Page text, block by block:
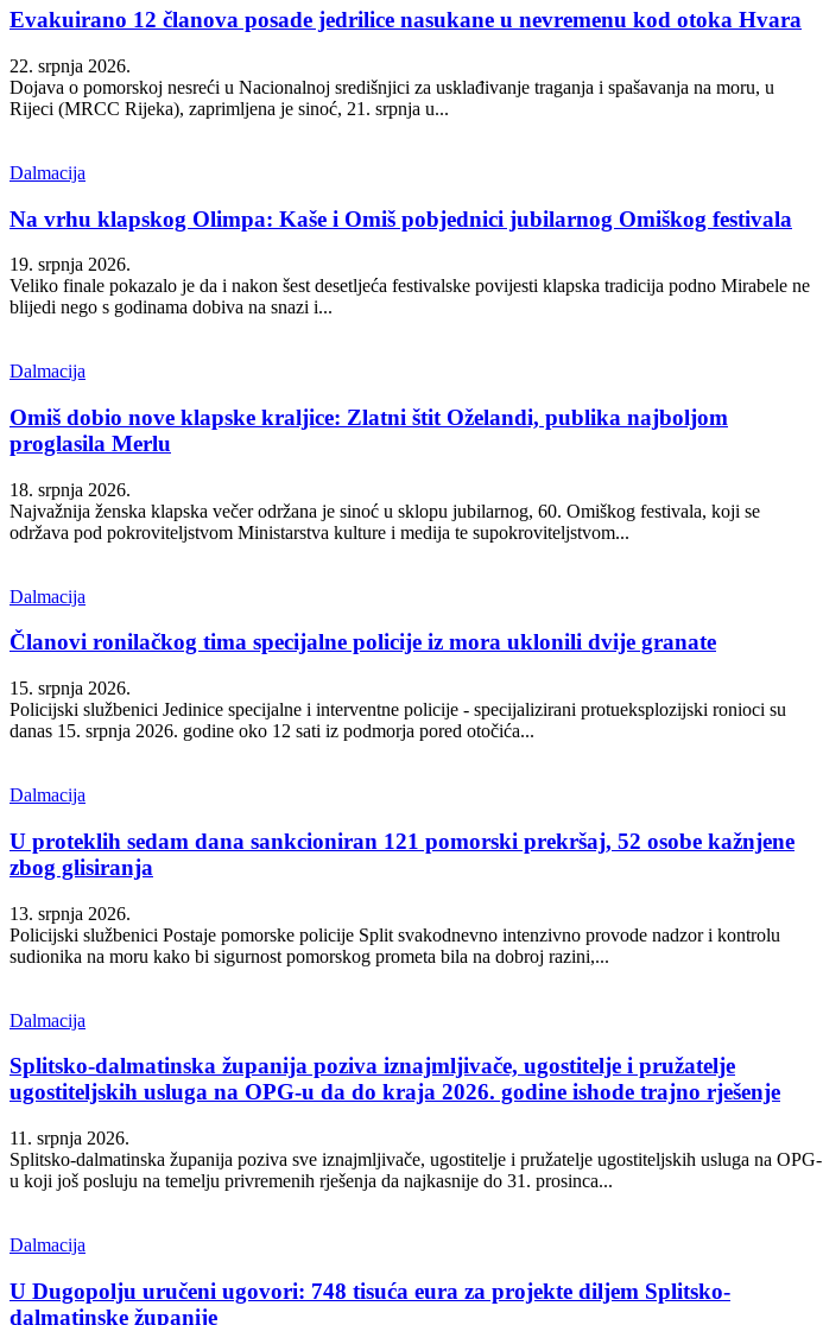
Evakuirano 12 članova posade jedrilice nasukane u nevremenu kod otoka Hvara
22. srpnja 2026.
Dojava o pomorskoj nesreći u Nacionalnoj središnjici za usklađivanje traganja i spašavanja na moru, u
Rijeci (MRCC Rijeka), zaprimljena je sinoć, 21. srpnja u...
Dalmacija
Na vrhu klapskog Olimpa: Kaše i Omiš pobjednici jubilarnog Omiškog festivala
19. srpnja 2026.
Veliko finale pokazalo je da i nakon šest desetljeća festivalske povijesti klapska tradicija podno Mirabele ne
blijedi nego s godinama dobiva na snazi i...
Dalmacija
Omiš dobio nove klapske kraljice: Zlatni štit Oželandi, publika najboljom
proglasila Merlu
18. srpnja 2026.
Najvažnija ženska klapska večer održana je sinoć u sklopu jubilarnog, 60. Omiškog festivala, koji se
održava pod pokroviteljstvom Ministarstva kulture i medija te supokroviteljstvom...
Dalmacija
Članovi ronilačkog tima specijalne policije iz mora uklonili dvije granate
15. srpnja 2026.
Policijski službenici Jedinice specijalne i interventne policije - specijalizirani protueksplozijski ronioci su
danas 15. srpnja 2026. godine oko 12 sati iz podmorja pored otočića...
Dalmacija
U proteklih sedam dana sankcioniran 121 pomorski prekršaj, 52 osobe kažnjene
zbog glisiranja
13. srpnja 2026.
Policijski službenici Postaje pomorske policije Split svakodnevno intenzivno provode nadzor i kontrolu
sudionika na moru kako bi sigurnost pomorskog prometa bila na dobroj razini,...
Dalmacija
Splitsko-dalmatinska županija poziva iznajmljivače, ugostitelje i pružatelje
ugostiteljskih usluga na OPG-u da do kraja 2026. godine ishode trajno rješenje
11. srpnja 2026.
Splitsko-dalmatinska županija poziva sve iznajmljivače, ugostitelje i pružatelje ugostiteljskih usluga na OPG-
u koji još posluju na temelju privremenih rješenja da najkasnije do 31. prosinca...
Dalmacija
U Dugopolju uručeni ugovori: 748 tisuća eura za projekte diljem Splitsko-
dalmatinske županije